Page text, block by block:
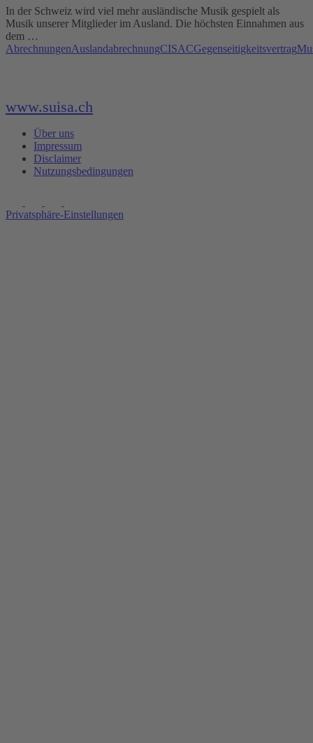
In der Schweiz wird viel mehr ausländische Musik gespielt als
Musik unserer Mitglieder im Ausland. Die höchsten Einnahmen aus
dem …
AbrechnungenAuslandabrechnungCISACGegenseitigkeitsvertrag
www.suisa.ch
Über uns
Impressum
Disclaimer
Nutzungsbedingungen
Privatsphäre-Einstellungen